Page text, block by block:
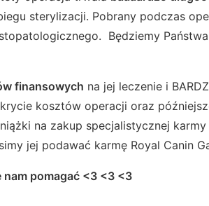
sterylizacji. Pobrany podczas
Będziemy
finansowych na jej leczenie i
kosztów operacji oraz
na zakup specjalistycznej
jej podawać karmę Royal Canin
pomagać <3 <3 <3